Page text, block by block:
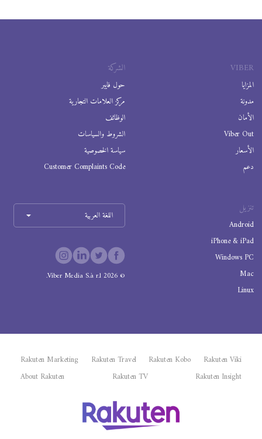
VIBER
المزايا
مدونة
الأمان
Viber Out
الأسعار
دعم
الشركة
حول فايبر
مركز العلامات التجارية
الوظائف
الشروط والسياسات
سياسة الخصوصية
Customer Complaints Code
تنزيل
Android
iPhone & iPad
Windows PC
Mac
Linux
اللغة العربية
©
2026
Viber Media S.à r.l.
Rakuten Viki
Rakuten Kobo
Rakuten Travel
Rakuten Marketing
Rakuten Insight
Rakuten TV
About Rakuten